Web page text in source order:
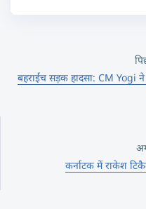
बहराईच सड़क हादसा: CM Yogi ने
कर्नाटक में राकेश